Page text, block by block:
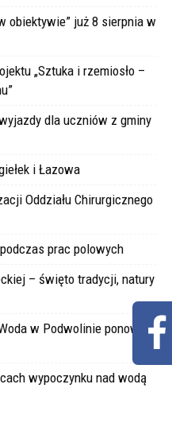
obiektywie” już 8 sierpnia w
„Sztuka i rzemiosło –
dla uczniów z gminy
i Łazowa
Oddziału Chirurgicznego
prac polowych
– święto tradycji, natury
w Podwolinie ponownie
wypoczynku nad wodą